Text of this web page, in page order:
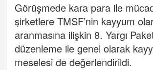
Görüşmede kara para ile
şirketlere TMSF’nin kayyum
aranmasına ilişkin 8. Yargı
düzenleme ile genel olarak
meselesi de değerlendirildi.